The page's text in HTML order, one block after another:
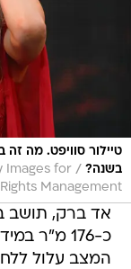
בשנה? /
Images for
Rights Management
כ-176 מ"ר
המצב עלול